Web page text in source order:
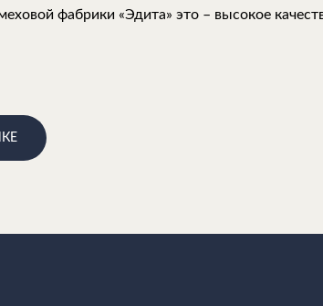
фабрики «Эдита» это – высокое